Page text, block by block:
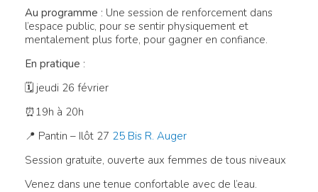
Au programme : Une session de renforcement dans
l’espace public, pour se sentir physiquement et
mentalement plus forte, pour gagner en confiance.
En pratique :
🗓 jeudi 26 février
⏰19h à 20h
📍 Pantin – Ilôt 27 25 Bis R. Auger
Session gratuite, ouverte aux femmes de tous niveaux
Venez dans une tenue confortable avec de l’eau.